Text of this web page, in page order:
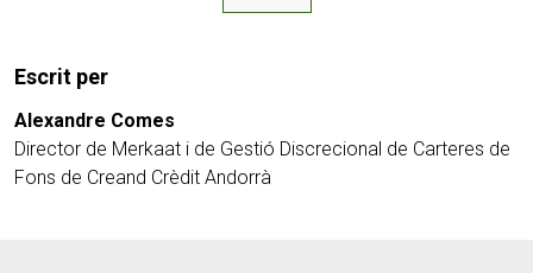
Escrit per
Alexandre Comes
Director de Merkaat i de Gestió Discrecional de Carteres de
Fons de Creand Crèdit Andorrà